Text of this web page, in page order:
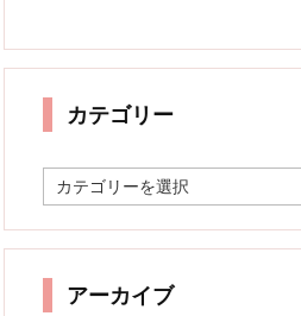
カテゴリー
テ
リ
アーカイブ